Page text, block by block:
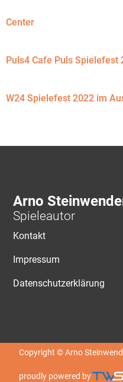
Center
Puls4 Cafe Puls Spielefest
W24 Spielefest 2022 im
Arno
Spieleautor
Kontakt
Impressum
Datenschutzerklärung
Copyright © Arno
proudly powered by